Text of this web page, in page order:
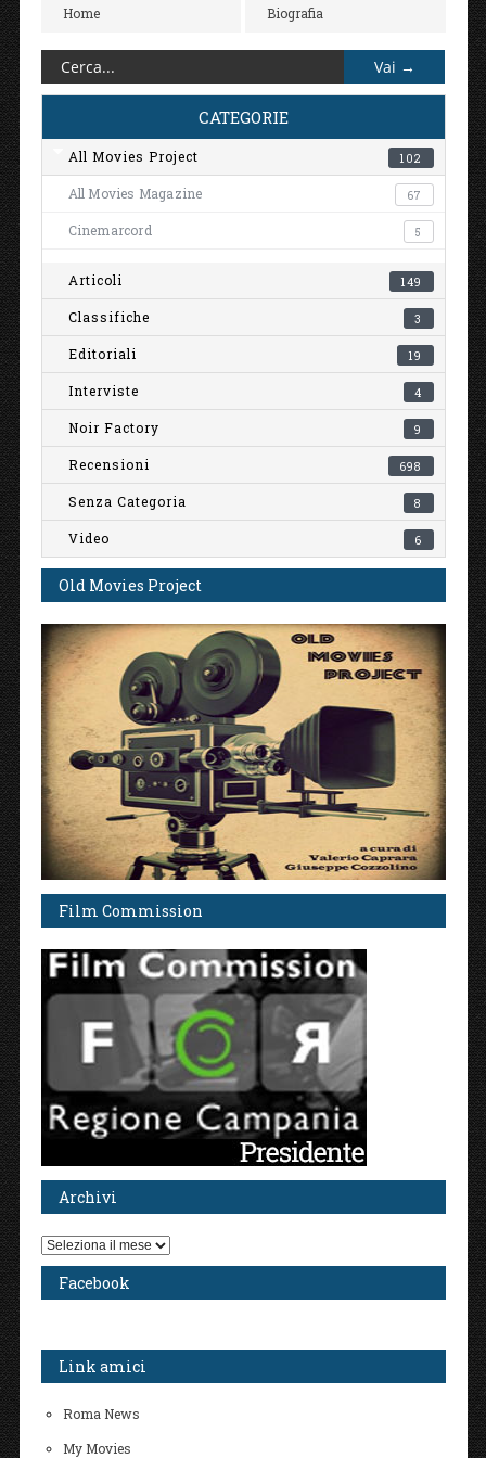
Home Biografia
CATEGORIE
All Movies Project 102
All Movies Magazine 67
Cinemarcord 5
Articoli 149
Classifiche 3
Editoriali 19
Interviste 4
Noir Factory 9
Recensioni 698
Senza Categoria 8
Video 6
Old Movies Project
Film Commission
Archivi
Archivi
Facebook
Link amici
Roma News
My Movies